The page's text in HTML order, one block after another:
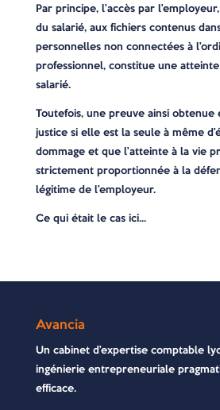
Par principe, l’accès par
du salarié, aux fichiers contenus
personnelles non connectées à
professionnel, constitue une
salarié.
Toutefois, une preuve ainsi obtenue
justice si elle est la seule à même
dommage et que l’atteinte à la vie
strictement proportionnée à la
légitime de l’employeur.
Ce qui était le cas ici…
Avancia
Un cabinet d’expertise comptable
ingénierie entrepreneuriale
efficace.